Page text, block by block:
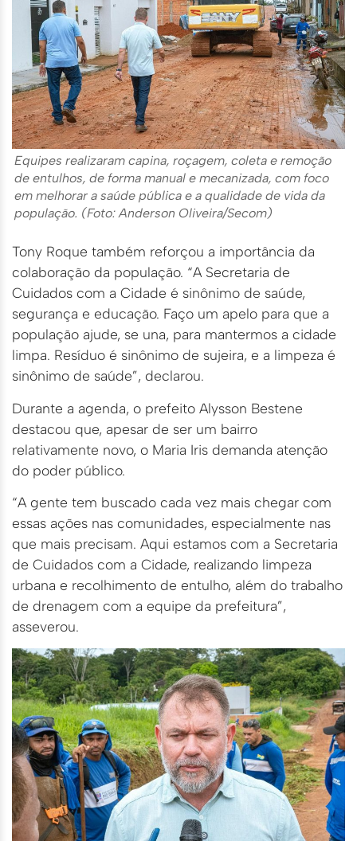
Equipes realizaram capina, roçagem, coleta e remoção
de entulhos, de forma manual e mecanizada, com foco
em melhorar a saúde pública e a qualidade de vida da
população. (Foto: Anderson Oliveira/Secom)
Tony Roque também reforçou a importância da
colaboração da população. “A Secretaria de
Cuidados com a Cidade é sinônimo de saúde,
segurança e educação. Faço um apelo para que a
população ajude, se una, para mantermos a cidade
limpa. Resíduo é sinônimo de sujeira, e a limpeza é
sinônimo de saúde”, declarou.
Durante a agenda, o prefeito Alysson Bestene
destacou que, apesar de ser um bairro
relativamente novo, o Maria Iris demanda atenção
do poder público.
“A gente tem buscado cada vez mais chegar com
essas ações nas comunidades, especialmente nas
que mais precisam. Aqui estamos com a Secretaria
de Cuidados com a Cidade, realizando limpeza
urbana e recolhimento de entulho, além do trabalho
de drenagem com a equipe da prefeitura”,
asseverou.